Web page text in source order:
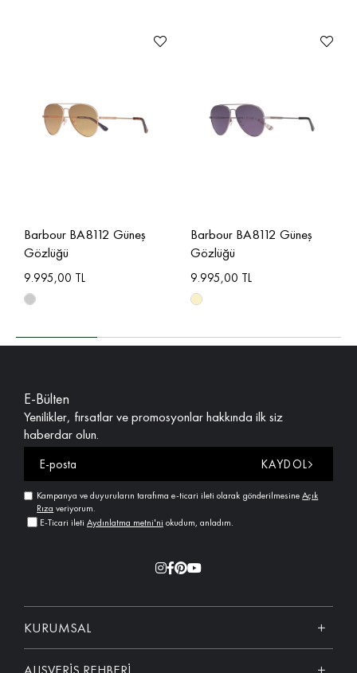
Barbour BA8112 Güneş
Gözlüğü
9.995,00 TL
Barbour BA8112 Güneş
Gözlüğü
9.995,00 TL
E-Bülten
Yenilikler, fırsatlar ve promosyonlar hakkında ilk siz
haberdar olun.
KAYDOL
Kampanya ve duyuruların tarafıma e-ticari ileti olarak gönderilmesineAçık
Rıza veriyorum.
E-Ticari ileti Aydınlatma metni'ni okudum, anladım.
KURUMSAL